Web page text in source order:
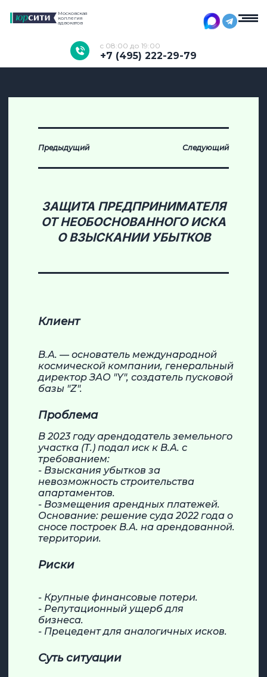
Московская
коллегия
адвокатов
c 08:00 до 19:00
+7 (495) 222-29-79
Предыдущий Следующий
ЗАЩИТА ПРЕДПРИНИМАТЕЛЯ
ОТ НЕОБОСНОВАННОГО ИСКА
О ВЗЫСКАНИИ УБЫТКОВ
Клиент
В.А. — основатель международной
космической компании, генеральный
директор ЗАО "Y", создатель пусковой
базы "Z".
Проблема
В 2023 году арендодатель земельного
участка (Т.) подал иск к В.А. с
требованием:
- Взыскания убытков за
невозможность строительства
апартаментов.
- Возмещения арендных платежей.
Основание: решение суда 2022 года о
сносе построек В.А. на арендованной.
территории.
Риски
- Крупные финансовые потери.
- Репутационный ущерб для
бизнеса.
- Прецедент для аналогичных исков.
Суть ситуации